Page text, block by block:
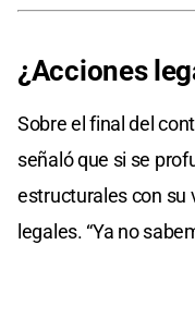
¿Acciones
Sobre el final del
señaló que si se
estructurales con su
legales. “Ya no